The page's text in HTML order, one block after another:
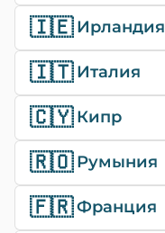
🇮🇪 Ирландия
🇮🇹 Италия
🇨🇾 Кипр
🇷🇴 Румыния
🇫🇷Франция